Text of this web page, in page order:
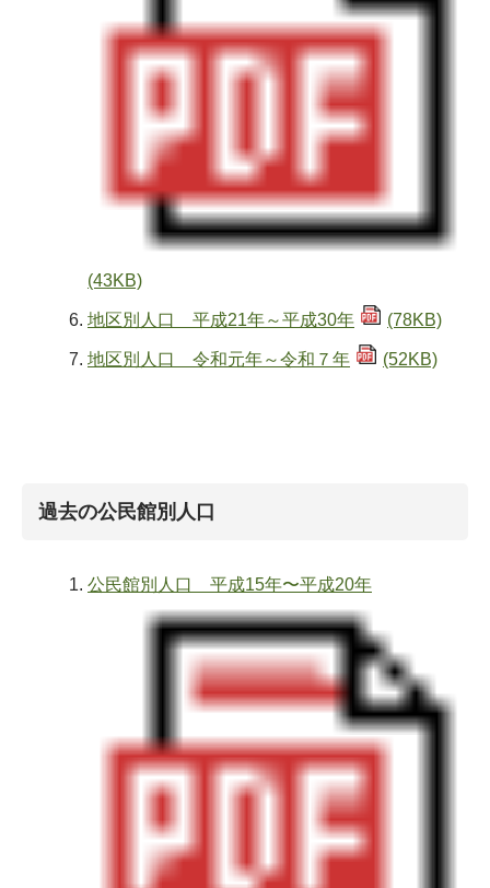
(43KB)
地区別人口 平成21年～平成30年 (78KB)
地区別人口 令和元年～令和７年 (52KB)
過去の公民館別人口
公民館別人口 平成15年〜平成20年